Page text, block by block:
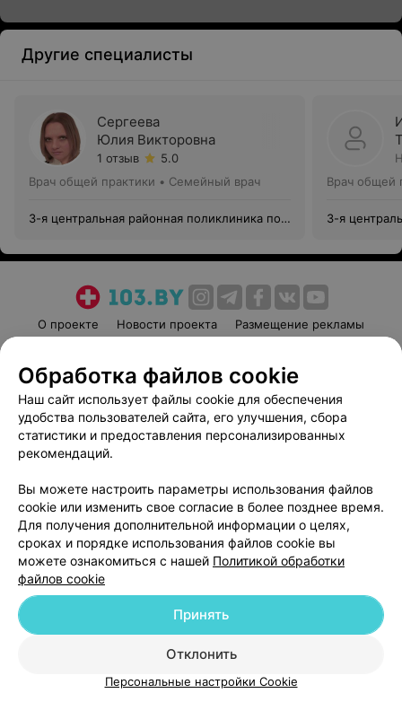
Другие специалисты
Сергеева
Юлия Викторовна
1 отзыв
5.0
Врач общей практики • Семейный врач
3-я центральная районная поликлиника пос.
Врач общей
3-я
О проекте Новости проекта
Размещение рекламы
Пользовательское соглашение
Способы оплаты
Вакансии
Партнеры
Написать руководителю 103.by
Обработка персональных данных
© 2026 ООО «Артокс Лаб», УНП 191700409
| 220012, Республика Беларусь,
Служба поддержки +375 291212755
Обработка файлов cookie
Наш сайт использует файлы cookie для обеспечения
удобства пользователей сайта, его улучшения, сбора
статистики и предоставления персонализированных
рекомендаций.
Вы можете настроить параметры использования файлов
cookie или изменить свое согласие в более позднее время.
Для получения дополнительной информации о целях,
сроках и порядке использования файлов cookie вы
можете ознакомиться с нашей Политикой обработки
файлов cookie
Отклонить
Принять
Персональные настройки Cookie